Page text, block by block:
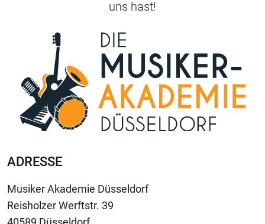
uns hast!
ADRESSE
Musiker Akademie Düsseldorf
Reisholzer Werftstr. 39